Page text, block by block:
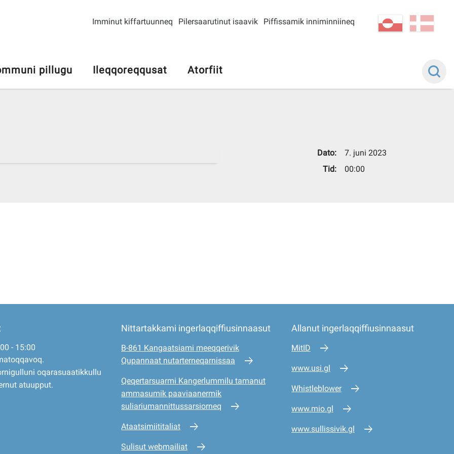
kl-GL
Imminut kiffartuunneq Pilersaarutinut isaavik Piffissamik inniminniineq
pillugu Ileqqoreqqusat Atorfiit
Dato:
7. juni 2023
Tid:
00:00
- 15:00
oqarasuaatikkullu
atuupput.
Nittartakkami ingerlaqqiffiusinnaasut
B-861 Kangaatsiami meeqqerivik
Qupannaat nutarterneqarnissaa
Qeqertarsuarmi Kangerlummilu tamanut
ammasumik paaviaanermik
suliariumannittussarsiorneq
Ataatsimiititaliat
Sulisut webmailiat
Allanut ingerlaqqiffiusinnaasut
MitID
www.usi.gl
Whistleblower
www.mio.gl
www.sullissivik.gl